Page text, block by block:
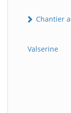
Chantier
Valserine